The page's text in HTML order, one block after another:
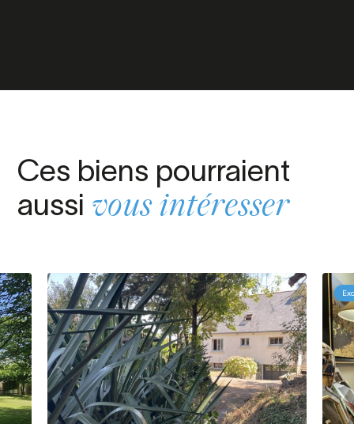
Ces biens pourraient
aussi vous intéresser